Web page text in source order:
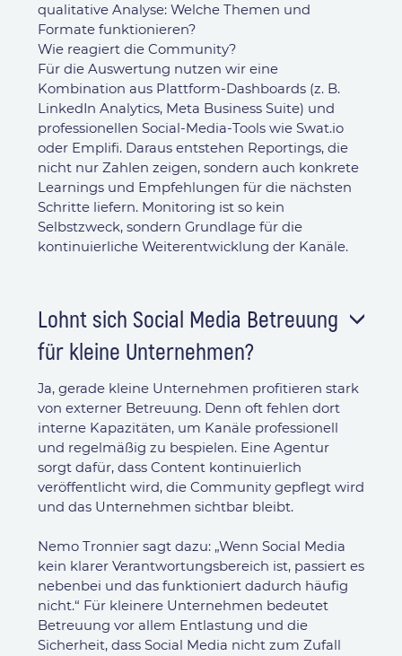
qualitative Analyse: Welche Themen und
Formate funktionieren?
Wie reagiert die Community?
Für die Auswertung nutzen wir eine
Kombination aus Plattform-Dashboards (z. B.
LinkedIn Analytics, Meta Business Suite) und
professionellen Social-Media-Tools wie Swat.io
oder Emplifi. Daraus entstehen Reportings, die
nicht nur Zahlen zeigen, sondern auch konkrete
Learnings und Empfehlungen für die nächsten
Schritte liefern. Monitoring ist so kein
Selbstzweck, sondern Grundlage für die
kontinuierliche Weiterentwicklung der Kanäle.
Lohnt sich Social Media Betreuung
für kleine Unternehmen?
Ja, gerade kleine Unternehmen profitieren stark
von externer Betreuung. Denn oft fehlen dort
interne Kapazitäten, um Kanäle professionell
und regelmäßig zu bespielen. Eine Agentur
sorgt dafür, dass Content kontinuierlich
veröffentlicht wird, die Community gepflegt wird
und das Unternehmen sichtbar bleibt.
Nemo Tronnier sagt dazu: „Wenn Social Media
kein klarer Verantwortungsbereich ist, passiert es
nebenbei und das funktioniert dadurch häufig
nicht.“ Für kleinere Unternehmen bedeutet
Betreuung vor allem Entlastung und die
Sicherheit, dass Social Media nicht zum Zufall